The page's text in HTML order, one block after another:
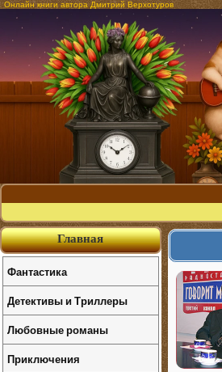
Онлайн книги автора Дмитрий Верхотуров
Главная
Фантастика
Детективы и Триллеры
Любовные романы
Приключения